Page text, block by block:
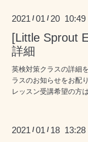
2021 /01 / 20 10:49
[Little Sprout
詳細
英検対策クラスの詳細
ラスのお知らせをお配
レッスン受講希望の方
2021 /01 / 18 13:28